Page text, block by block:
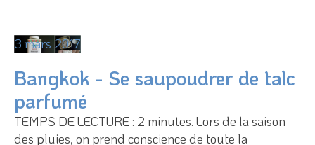
3 mars 2017
Bangkok - Se saupoudrer de talc
parfumé
TEMPS DE LECTURE : 2 minutes. Lors de la saison
des pluies, on prend conscience de toute la